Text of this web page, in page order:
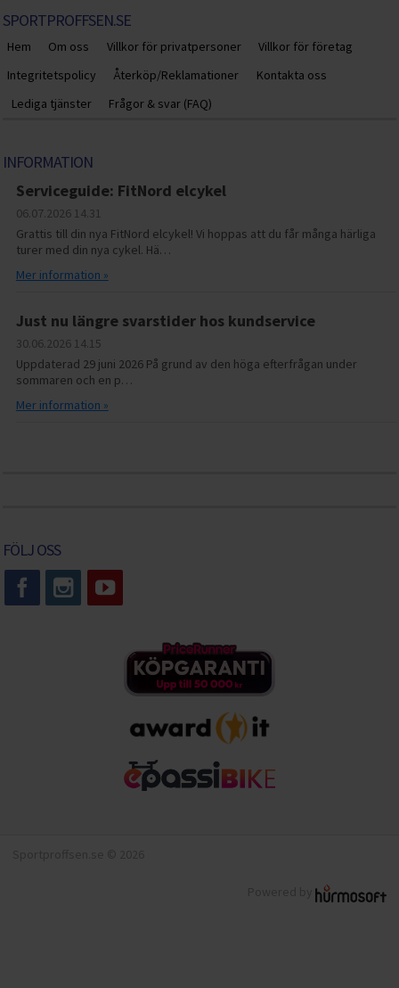
SPORTPROFFSEN.SE
Hem Om oss Villkor för privatpersoner
Villkor för företag
Integritetspolicy
Återköp/Reklamationer
Kontakta oss
Lediga tjänster
Frågor & svar (FAQ)
INFORMATION
Serviceguide: FitNord elcykel
06.07.2026 14.31
Grattis till din nya FitNord elcykel! Vi hoppas att du får många härliga
turer med din nya cykel. Hä…
Mer information »
Just nu längre svarstider hos kundservice
30.06.2026 14.15
Uppdaterad 29 juni 2026 På grund av den höga efterfrågan under
sommaren och en p…
Mer information »
FÖLJ OSS